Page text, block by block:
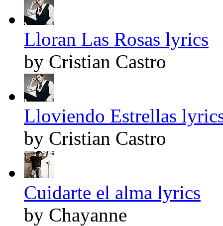
Lloran Las Rosas lyrics
by Cristian Castro
Lloviendo Estrellas
by Cristian Castro
Cuidarte el alma lyrics
by Chayanne